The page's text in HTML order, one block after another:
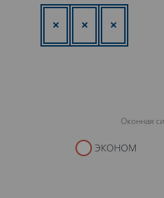
Оконная
ЭКОНОМ